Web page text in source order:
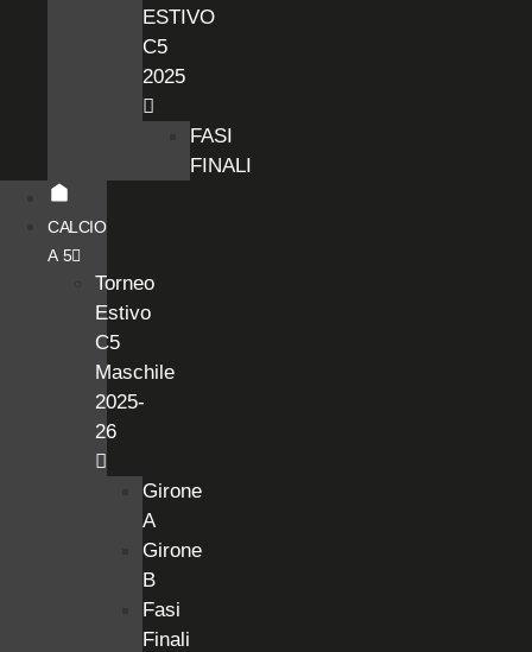
ESTIVO
C5
2025
FASI
FINALI
CALCIO
A 5
Torneo
Estivo
C5
Maschile
2025-
26
Girone
A
Girone
B
Fasi
Finali